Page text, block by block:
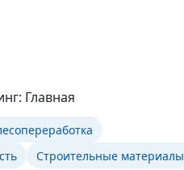
Главная
Строительные материалы